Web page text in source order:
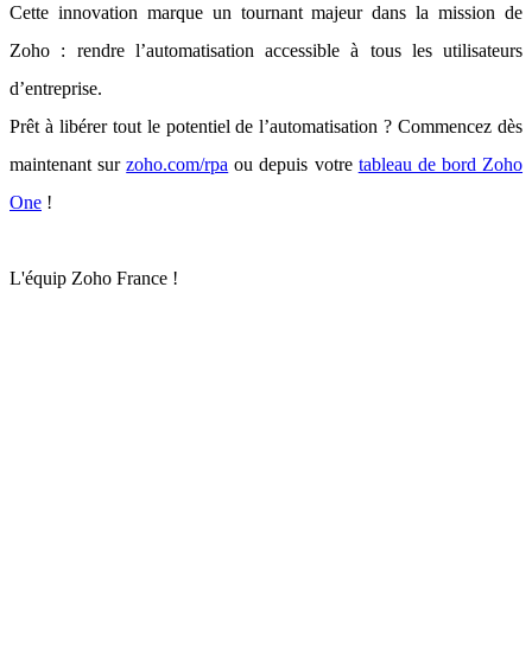
Cette innovation marque un tournant majeur dans la mission de
Zoho : rendre l’automatisation accessible à tous les utilisateurs
d’entreprise.
Prêt à libérer tout le potentiel de l’automatisation ? Commencez dès
maintenant surzoho.com/rpa ou depuis votre tableau de bord Zoho
One !
L'équip Zoho France !